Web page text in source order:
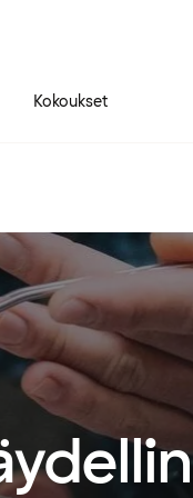
Kokoukset